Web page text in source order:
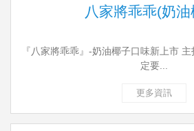
八家將乖乖(奶油
『八家將乖乖』-奶油椰子口味新上市
定要...
更多資訊